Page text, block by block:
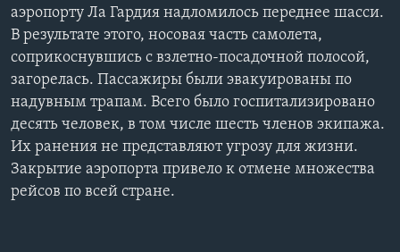
аэропорту Ла Гардия надломилось переднее шасси.
В результате этого, носовая часть самолета,
соприкоснувшись с взлетно-посадочной полосой,
загорелась. Пассажиры были эвакуированы по
надувным трапам. Всего было госпитализировано
десять человек, в том числе шесть членов экипажа.
Их ранения не представляют угрозу для жизни.
Закрытие аэропорта привело к отмене множества
рейсов по всей стране.